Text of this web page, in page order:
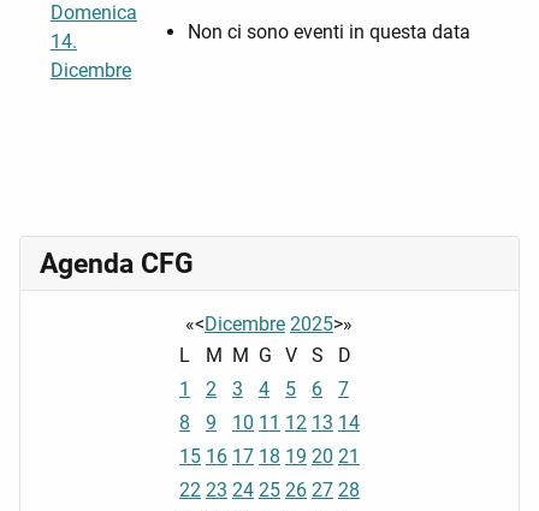
Domenica
14.
Dicembre
Non ci sono eventi in questa data
Agenda CFG
«<Dicembre 2025>»
L
M M G V S
D
1
2 3 4 5 6
7
8
9 10 11 12 13 14
15 16 17 18 19 20 21
22 23 24 25 26 27 28